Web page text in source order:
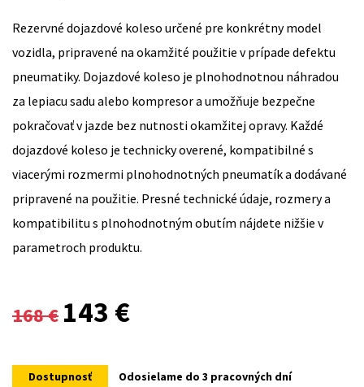
Rezervné dojazdové koleso určené pre konkrétny model
vozidla, pripravené na okamžité použitie v prípade defektu
pneumatiky. Dojazdové koleso je plnohodnotnou náhradou
za lepiacu sadu alebo kompresor a umožňuje bezpečne
pokračovať v jazde bez nutnosti okamžitej opravy. Každé
dojazdové koleso je technicky overené, kompatibilné s
viacerými rozmermi plnohodnotných pneumatík a dodávané
pripravené na použitie. Presné technické údaje, rozmery a
kompatibilitu s plnohodnotným obutím nájdete nižšie v
parametroch produktu.
168€
Original
was:
143 €
is:
Dostupnosť Odosielame do 3 pracovných dní